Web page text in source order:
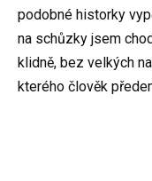
podobné historky
na schůzky jsem
klidně, bez velkých
kterého člověk